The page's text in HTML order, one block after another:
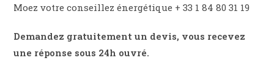
Moez votre conseillez énergétique + 33 1 84 80 31 19
Demandez gratuitement un devis, vous recevez
une réponse sous 24h ouvré.